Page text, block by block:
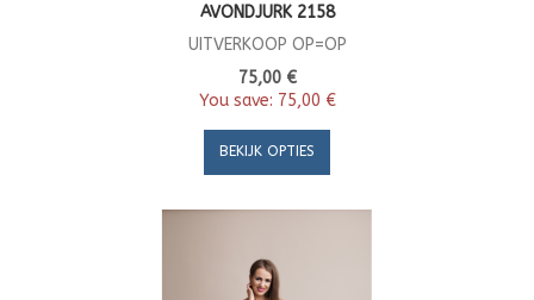
AVONDJURK 2158
UITVERKOOP OP=OP
75,00 €
You save: 75,00 €
BEKIJK OPTIES